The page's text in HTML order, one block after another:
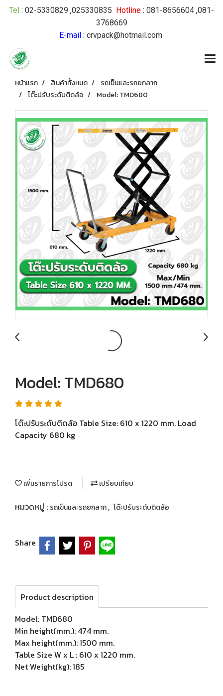
Tel : 02-5330829 ,025330835 Hotline : 081-8656604 ,081-
3768669
E-mail: crvpack@hotmail.com
หน้าแรก สินค้าทั้งหมด
รถเข็นและรถยกลาก
โต๊ะปรับระดับติดล้อ
Model: TMD680
Model: TMD680
โต๊ะปรับระดับติดล้อ Table Size: 610 x 1220 mm. Load
Capacity 680 kg
เพิ่มรายการโปรด เปรียบเทียบ
หมวดหมู่ : รถเข็นและรถยกลาก, โต๊ะปรับระดับติดล้อ
Share
Product description
Model: TMD680
Min height(mm.): 474 mm.
Max height(mm.): 1500 mm.
Table Size W x L : 610 x 1220 mm.
Net Weight(kg): 185